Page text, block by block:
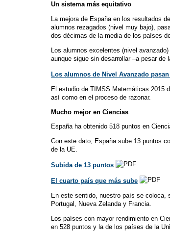
Un sistema más equitativo
La mejora de España en los resultados
alumnos rezagados (nivel muy bajo),
dos décimas de la media de los países
Los alumnos excelentes (nivel
aunque sigue sin desarrollar –a pesar
Los alumnos de Nivel Avanzado
El estudio de TIMSS Matemáticas 2015
así como en el proceso de razonar.
Mucho mejor en Ciencias
España ha obtenido 518 puntos en
Con este dato, España sube 13 puntos
de la UE.
Subida de 13 puntos
El cuarto país que más sube
En este sentido, nuestro país se coloca,
Portugal, Nueva Zelanda y Francia.
Los países con mayor rendimiento en
en 528 puntos y la de los países de la